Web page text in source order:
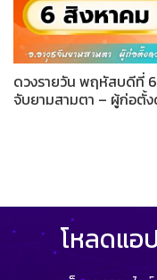
ดวงรายวัน พฤหัสบดีที่
จับยามสามตา – ผู้ก่อตั้ง
โหลดแอ